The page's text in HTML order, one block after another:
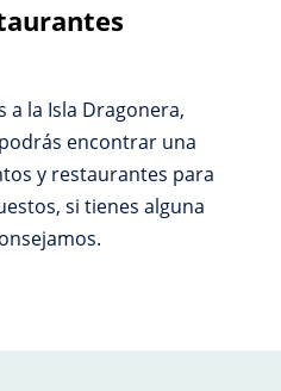
a la Isla Dragonera,
encontrar una
y restaurantes para
si tienes alguna